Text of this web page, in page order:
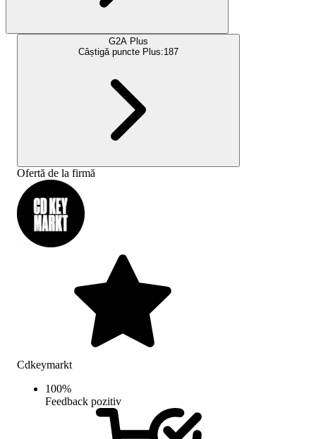
G2A Plus
Câștigă puncte Plus:187
Ofertă de la firmă
Cdkeymarkt
100%
Feedback pozitiv